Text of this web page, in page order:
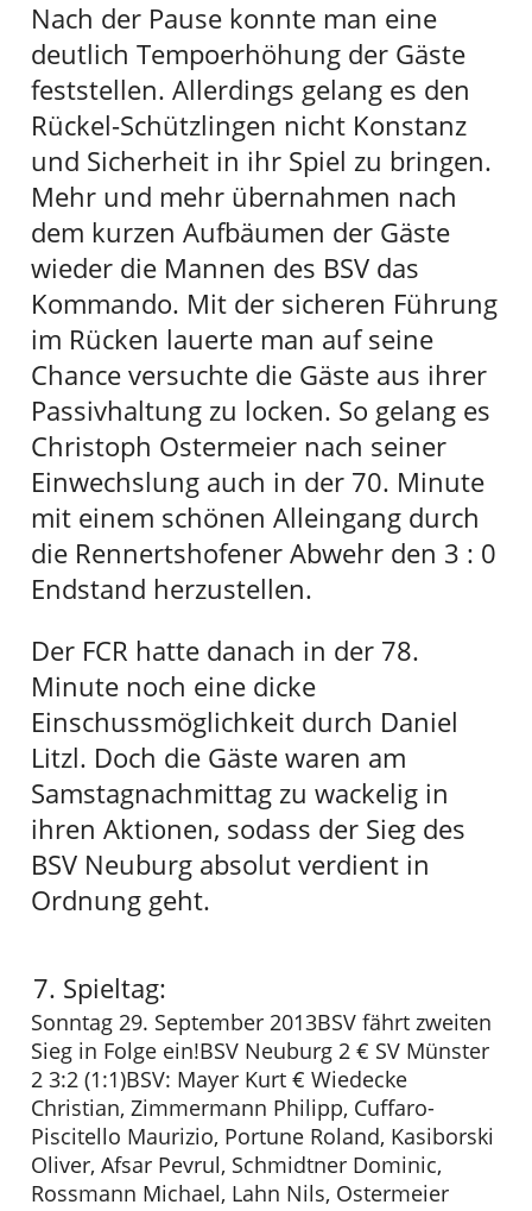
Nach der Pause konnte man eine
deutlich Tempoerhöhung der Gäste
feststellen. Allerdings gelang es den
Rückel-Schützlingen nicht Konstanz
und Sicherheit in ihr Spiel zu bringen.
Mehr und mehr übernahmen nach
dem kurzen Aufbäumen der Gäste
wieder die Mannen des BSV das
Kommando. Mit der sicheren Führung
im Rücken lauerte man auf seine
Chance versuchte die Gäste aus ihrer
Passivhaltung zu locken. So gelang es
Christoph Ostermeier nach seiner
Einwechslung auch in der 70. Minute
mit einem schönen Alleingang durch
die Rennertshofener Abwehr den 3 : 0
Endstand herzustellen.
Der FCR hatte danach in der 78.
Minute noch eine dicke
Einschussmöglichkeit durch Daniel
Litzl. Doch die Gäste waren am
Samstagnachmittag zu wackelig in
ihren Aktionen, sodass der Sieg des
BSV Neuburg absolut verdient in
Ordnung geht.
7. Spieltag:
Sonntag 29. September 2013BSV fährt zweiten
Sieg in Folge ein!BSV Neuburg 2 € SV Münster
2 3:2 (1:1)BSV: Mayer Kurt € Wiedecke
Christian, Zimmermann Philipp, Cuffaro-
Piscitello Maurizio, Portune Roland, Kasiborski
Oliver, Afsar Pevrul, Schmidtner Dominic,
Rossmann Michael, Lahn Nils, Ostermeier